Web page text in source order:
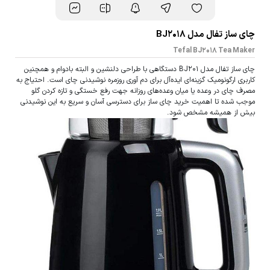
چای ساز تفال مدل BJ2018
Tefal BJ2018 Tea Maker
چای ساز تفال مدل BJ201 دستگاهی با طراحی دلنشین و البته بادوام و همچنین
کاربری ارگونومیک گزینه‌ای ایده‌آل برای دم آوری روزمره نوشیدنی چای است. احتیاج به
مصرف چای در وعده یا میان وعده‌های روزانه جهت رفع خستگی و تازه کردن گلو
موجب شده تا اهمیت خرید چای ساز برای دسترسی آسان و سریع به این نوشیدنی
بیش از همیشه مشخص شود.